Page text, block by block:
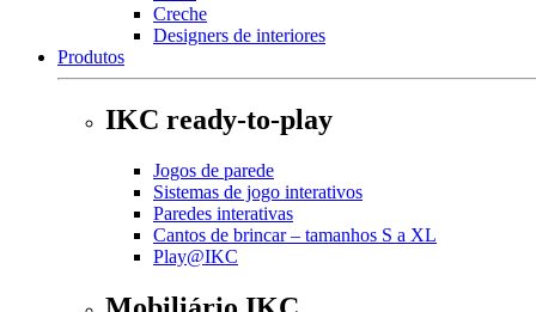
Creche
Designers de interiores
Produtos
IKC ready-to-play
Jogos de parede
Sistemas de jogo interativos
Paredes interativas
Cantos de brincar – tamanhos S a XL
Play@IKC